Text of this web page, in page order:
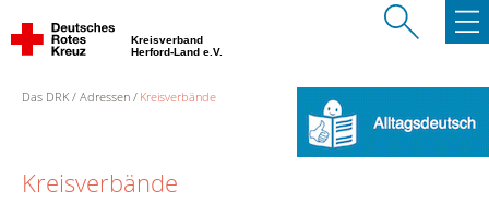
Kreisverband
Herford-Land e.V.
Das DRK Adressen Kreisverbände
Kreisverbände